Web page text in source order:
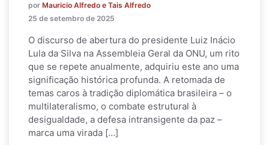
por Mauricio Alfredo e Tais Alfredo
25 de setembro de 2025
O discurso de abertura do presidente Luiz Inácio
Lula da Silva na Assembleia Geral da ONU, um rito
que se repete anualmente, adquiriu este ano uma
significação histórica profunda. A retomada de
temas caros à tradição diplomática brasileira – o
multilateralismo, o combate estrutural à
desigualdade, a defesa intransigente da paz –
marca uma virada […]